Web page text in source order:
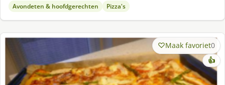
Avondeten & hoofdgerechten Pizza's
Maak favoriet0
👍